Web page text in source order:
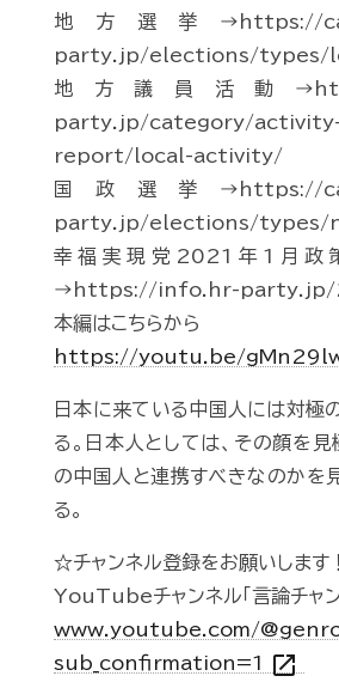
地方選挙→https://
party.jp/elections/types/
地方議員活動
party.jp/category/
report/local-activity/
国政選挙→https://
party.jp/elections/types/
幸福実現党2021年1月政
→https://info.hr-party.jp/
本編はこちらから
https://youtu.be/
日本に来ている中国人には対極の
る。日本人としては、その顔を見
の中国人と連携すべきなのかを
る。
☆チャンネル登録をお願いします！
YouTubeチャンネル「言論チャン
www.youtube.com/
sub_confirmation=1 open_in_new